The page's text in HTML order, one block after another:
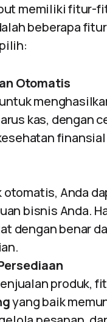
memiliki fitur-
beberapa
Otomatis
kas, dengan
Anda
bisnis Anda.
dengan benar
produk,
yang baik